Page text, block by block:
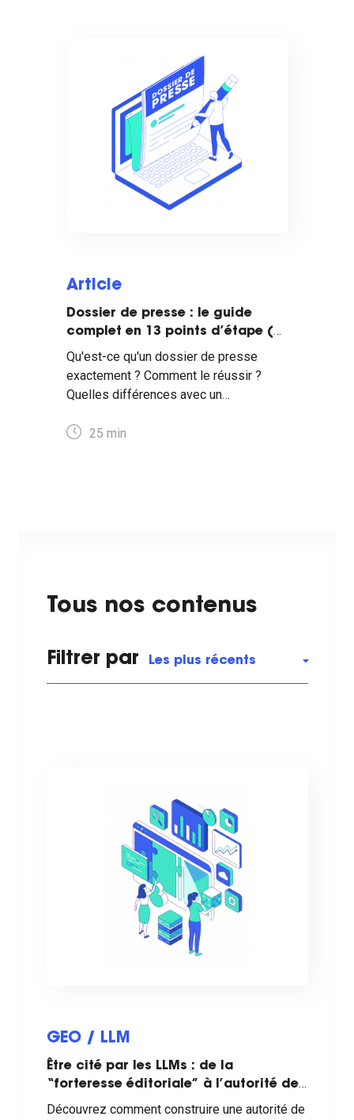
Article
Dossier de presse : le guide
complet en 13 points d’étape (+
modèles et exemples)
Qu'est-ce qu'un dossier de presse
exactement ? Comment le réussir ?
Quelles différences avec un
👇
25 min
Tous nos contenus
Filtrer par Les plus récents
GEO / LLM
Être cité par les LLMs : de la
“forteresse éditoriale” à l’autorité de
marque conversationnelle
Découvrez comment construire une autorité de